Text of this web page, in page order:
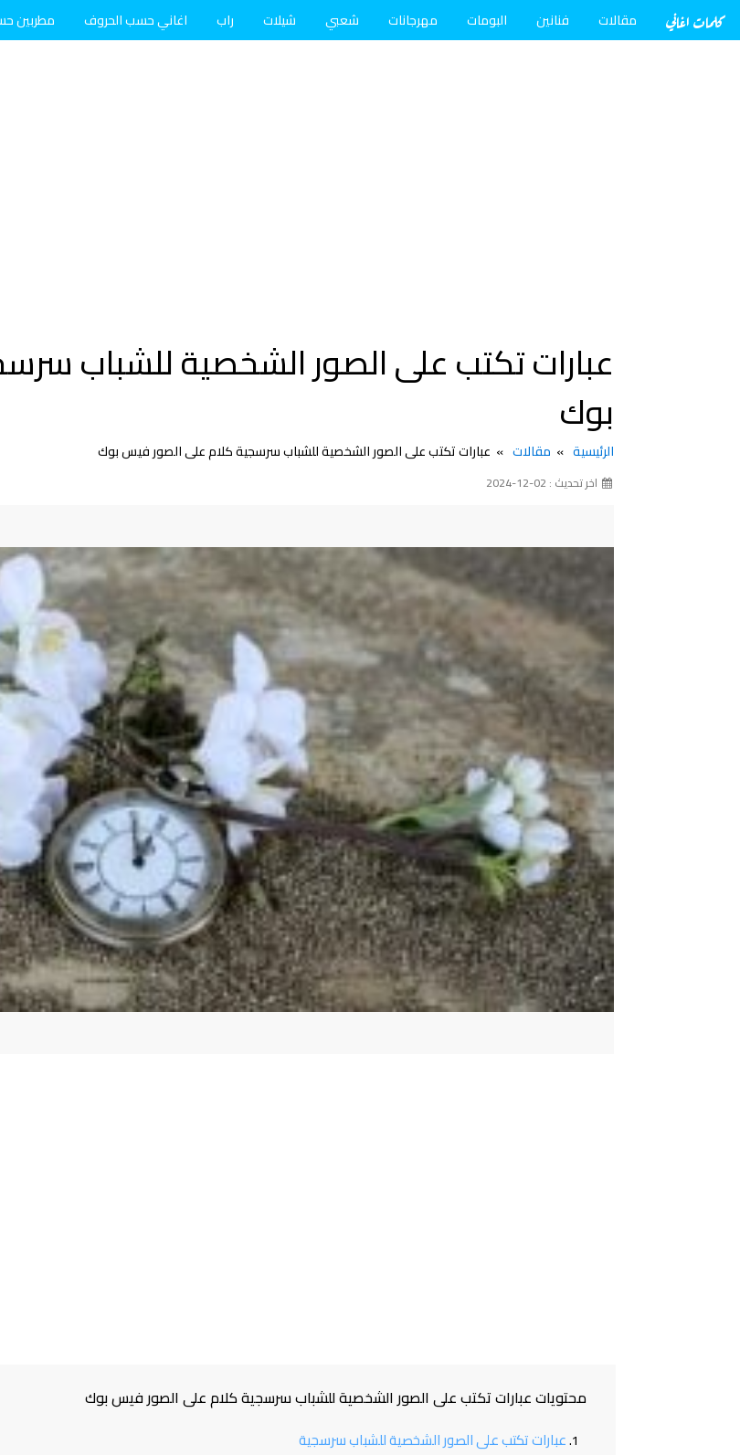
كلمات اغاني مقالات فنانين البومات مهرجانات شعبي شيلات راب اغاني حسب الحروف مطربين
عبارات تكتب على الصور الشخصية للشباب
بوك
الرئيسية مقالات عبارات تكتب على الصور الشخصية للشباب سرسجية كلام على الصور فيس بوك
اخر تحديث : 02-12-2024
محتويات عبارات تكتب على الصور الشخصية للشباب سرسجية كلام على الصور فيس بوك
عبارات تكتب على الصور الشخصية للشباب سرسجية